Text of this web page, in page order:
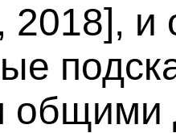
2018], и
общими